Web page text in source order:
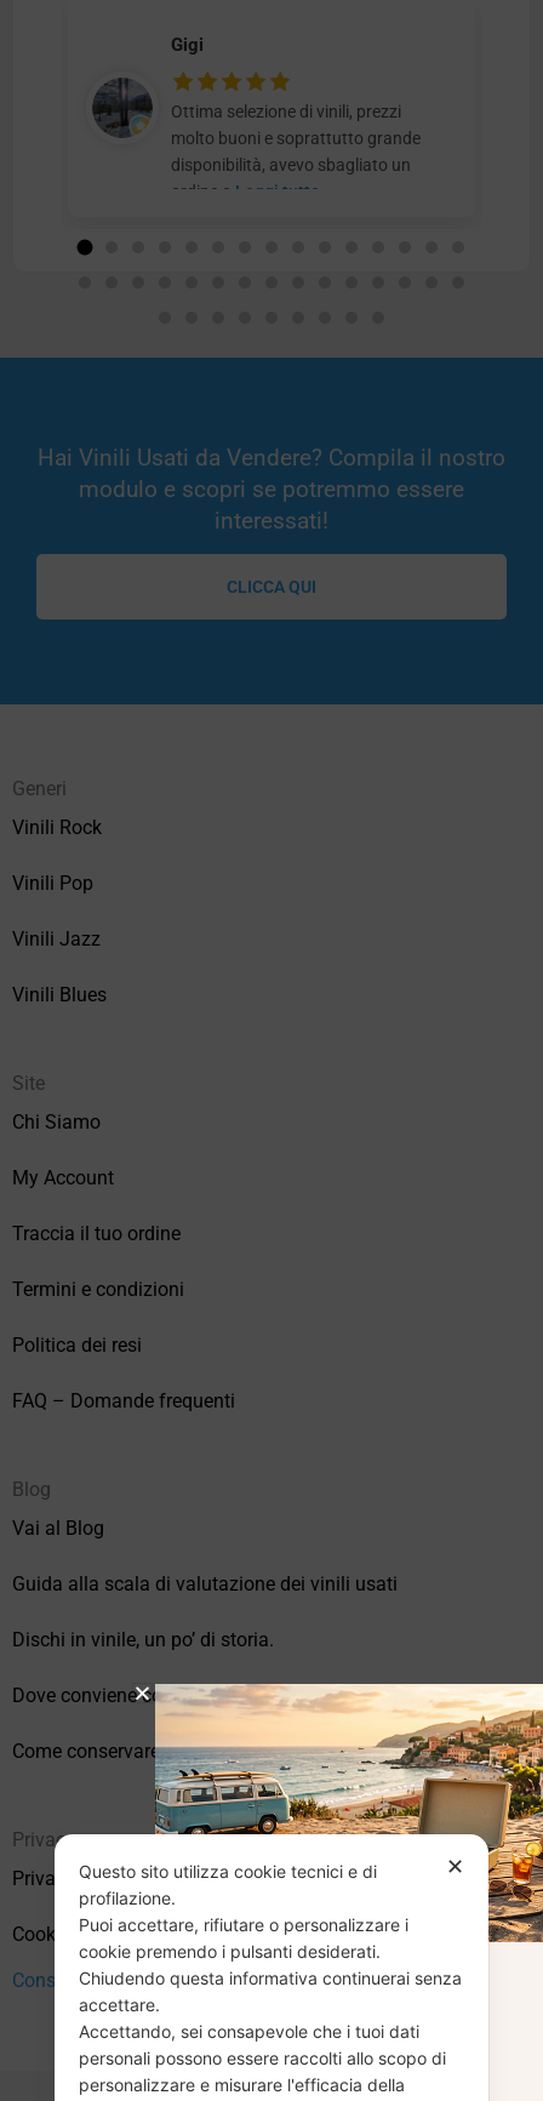
Gigi
Ottima selezione di vinili, prezzi
molto buoni e soprattutto grande
disponibilità, avevo sbagliato un
ordine e Leggi tutto
Hai Vinili Usati da Vendere? Compila il nostro
modulo e scopri se potremmo essere
interessati!
CLICCA QUI
Generi
Vinili Rock
Vinili Pop
Vinili Jazz
Vinili Blues
Site
Chi Siamo
My Account
Traccia il tuo ordine
Termini e condizioni
Politica dei resi
FAQ – Domande frequenti
Blog
Vai al Blog
Guida alla scala di valutazione dei vinili usati
Dischi in vinile, un po’ di storia.
Dove conviene comprare vinili online?
Come conservare correttamente i vinili usati
Privacy
Privacy Policy
Cookie Policy (UE)
Consenso
✕
Questo sito utilizza cookie tecnici e di
profilazione.
Puoi accettare, rifiutare o personalizzare i
cookie premendo i pulsanti desiderati.
Chiudendo questa informativa continuerai senza
accettare.
Accettando, sei consapevole che i tuoi dati
personali possono essere raccolti allo scopo di
personalizzare e misurare l'efficacia della
CHIUSURA
ESTIVA